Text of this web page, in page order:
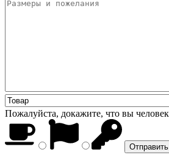
Пожалуйста, докажите, что вы